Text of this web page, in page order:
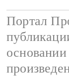
Портал
основании